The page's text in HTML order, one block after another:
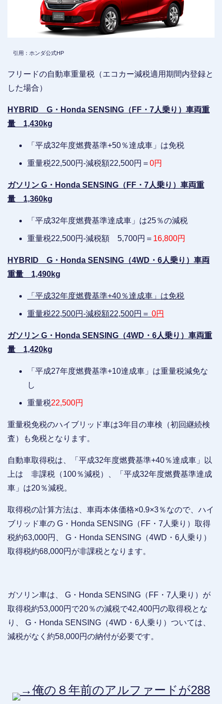
引用：ホンダ公式HP
フリードの自動車重量税（エコカー減税適用期間内登録と
した場合）
HYBRID G・Honda SENSING（FF・7人乗り）車両重
量 1,430kg
「平成32年度燃費基準+50％達成車」は免税
重量税22,500円-減税額22,500円＝ 0円
ガソリン G・Honda SENSING（FF・7人乗り）車両重
量 1,360kg
「平成32年度燃費基準達成車」は25％の減税
重量税22,500円-減税額 5,700円＝ 16,800円
HYBRID G・Honda SENSING（4WD・6人乗り）車両
重量 1,490kg
「平成32年度燃費基準+40％達成車」は免税
重量税22,500円-減税額22,500円＝ 0円
ガソリン G・Honda SENSING（4WD・6人乗り）車両重
量 1,420kg
「平成27年度燃費基準+10達成車」は重量税減免な
し
重量税22,500円
重量税免税のハイブリッド車は3年目の車検（初回継続検
査）も免税となります。
自動車取得税は、「平成32年度燃費基準+40％達成車」以
上は 非課税（100％減税）、「平成32年度燃費基準達成
車」は20％減税。
取得税の計算方法は、車両本体価格×0.9×3％なので、ハイ
ブリッド車の G・Honda SENSING（FF・7人乗り）取得
税約63,000円、 G・Honda SENSING（4WD・6人乗り）
取得税約68,000円が非課税となります。
ガソリン車は、 G・Honda SENSING（FF・7人乗り）が
取得税約53,000円で20％の減税で42,400円の取得税とな
り、 G・Honda SENSING（4WD・6人乗り）ついては、
減税がなく約58,000円の納付が必要です。
→俺の８年前のアルファードが288